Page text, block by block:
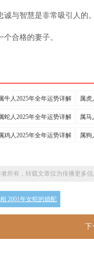
与智慧是非常吸引人的。
合格的妻子。
牛人2025年全年运势详解 属虎
蛇人2025年全年运势详解 属马
鸡人2025年全年运势详解 属狗
所有，转载文章仅为传播更多
2001年女蛇的婚配
下